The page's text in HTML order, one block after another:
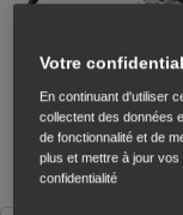
Votre
En continuant d'utiliser
collectent des données
de fonctionnalité et de
plus et mettre à jour
confidentialité